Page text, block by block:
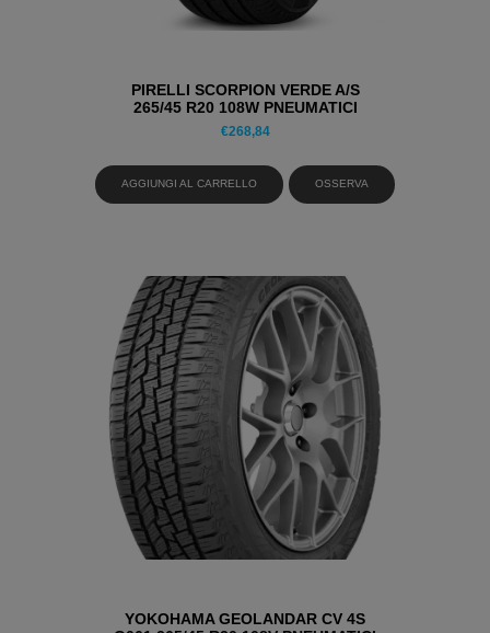
PIRELLI SCORPION VERDE A/S
265/45 R20 108W PNEUMATICI
ESTIVI
€268,84
AGGIUNGI AL CARRELLO OSSERVA
YOKOHAMA GEOLANDAR CV 4S